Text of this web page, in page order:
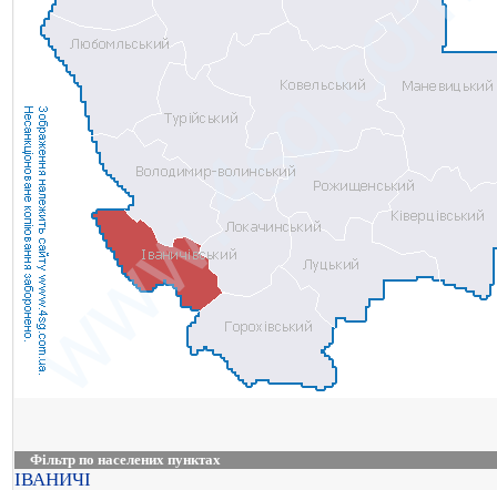
Фільтр по населених пунктах
ІВАНИЧІ